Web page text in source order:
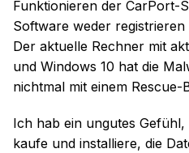
Funktionieren der CarPort-
Software weder
Der aktuelle Rechner mit
und Windows 10 hat die
nichtmal mit einem
Ich hab ein ungutes
kaufe und installiere, die